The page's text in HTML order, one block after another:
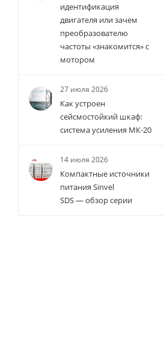
идентификация
двигателя или зачем
преобразователю
частоты «знакомится» с
мотором
27 июля 2026
Как устроен
сейсмостойкий шкаф:
система усиления МК-20
14 июля 2026
Компактные источники
питания Sinvel
SDS — обзор серии